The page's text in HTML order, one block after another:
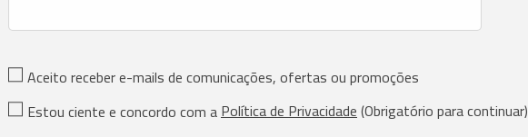
Aceito receber e-mails de comunicações, ofertas ou promoções
Estou ciente e concordo com aPolítica de Privacidade(Obrigatório para continuar)